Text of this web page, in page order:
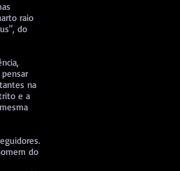
raio
do
na
e a
do